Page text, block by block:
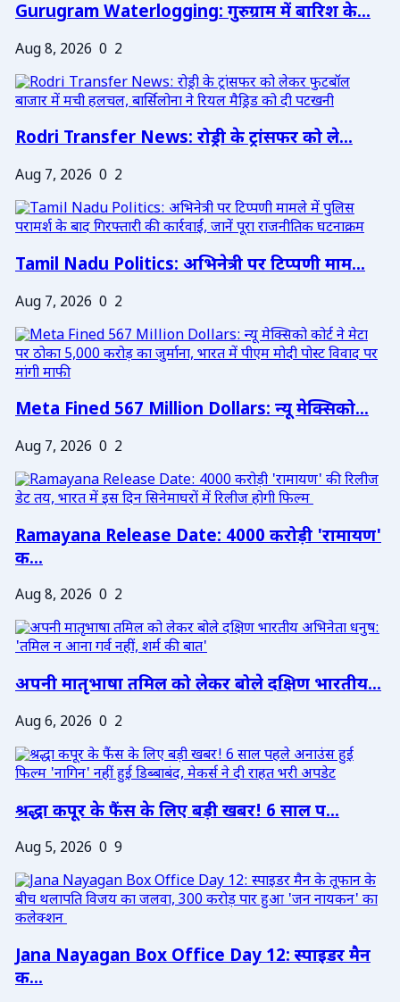
Gurugram Waterlogging: गुरुग्राम में बारिश के...
Aug 8, 2026 0 2
Rodri Transfer News: रोड्री के ट्रांसफर को ले...
Aug 7, 2026 0 2
Tamil Nadu Politics: अभिनेत्री पर टिप्पणी माम...
Aug 7, 2026 0 2
Meta Fined 567 Million Dollars: न्यू मेक्सिको...
Aug 7, 2026 0 2
Ramayana Release Date: 4000 करोड़ी 'रामायण'
क...
Aug 8, 2026 0 2
अपनी मातृभाषा तमिल को लेकर बोले दक्षिण भारतीय...
Aug 6, 2026 0 2
श्रद्धा कपूर के फैंस के लिए बड़ी खबर! 6 साल प...
Aug 5, 2026 0 9
Jana Nayagan Box Office Day 12: स्पाइडर मैन
क...